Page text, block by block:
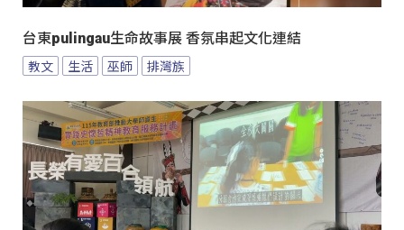
台東pulingau生命故事展 香氛串起文化連結
教文 生活 巫師 排灣族